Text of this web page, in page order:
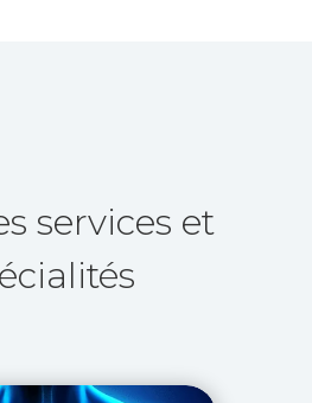
services et